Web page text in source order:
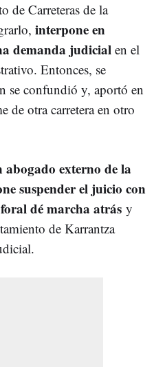
de Carreteras de la
interpone en
demanda judicial en el
Entonces, se
se confundió y, aportó en
de otra carretera en otro
abogado externo de la
suspender el juicio con
dé marcha atrás y
de Karrantza